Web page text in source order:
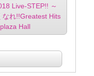
Live-STEP!! ～
なれ!!Greatest Hits
Hall